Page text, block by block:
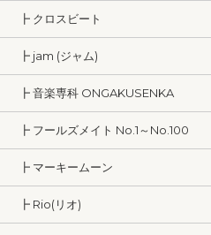
┣ クロスビート
┣ jam (ジャム)
┣ 音楽専科 ONGAKUSENKA
┣ フールズメイト No.1～No.100
┣ マーキームーン
┣ Rio(リオ)